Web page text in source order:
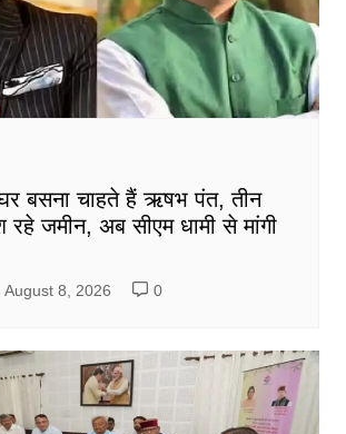
बसना चाहते हैं ऋषभ पंत, तीन
जमीन, अब सीएम धामी से मांगी
August 8, 2026 0